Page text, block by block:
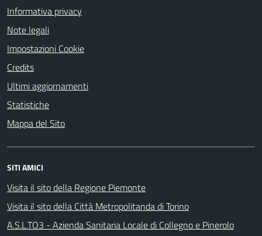
Informativa privacy
Note legali
Impostazioni Cookie
Credits
Ultimi aggiornamenti
Statistiche
Mappa del Sito
SITI AMICI
Visita il sito della Regione Piemonte
Visita il sito della Città Metropolitanda di Torino
A.S.L.TO3 - Azienda Sanitaria Locale di Collegno e Pinerolo